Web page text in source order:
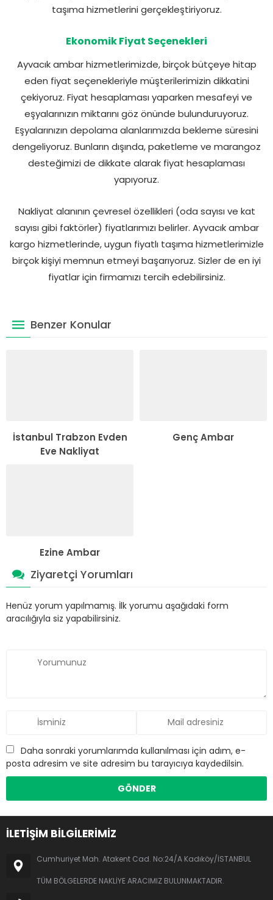
taşıma hizmetlerini gerçekleştiriyoruz.
Ekonomik Fiyat Seçenekleri
Ayvacık ambar hizmetlerimizde, birçok bütçeye hitap
eden fiyat seçenekleriyle müşterilerimizin dikkatini
çekiyoruz. Fiyat hesaplaması yaparken mesafeyi ve
eşyalarınızın miktarını göz önünde bulunduruyoruz.
Eşyalarınızın depolama alanlarımızda bekleme süresini
dengeliyoruz. Bunların dışında, paketleme ve marangoz
desteğimizi de dikkate alarak fiyat hesaplaması
yapıyoruz.
Nakliyat alanının çevresel özellikleri (oda sayısı ve kat
sayısı gibi faktörler) fiyatlarımızı belirler. Ayvacık ambar
kargo hizmetlerinde, uygun fiyatlı taşıma hizmetlerimizle
birçok kişiyi memnun etmeyi başarıyoruz. Sizler de en iyi
fiyatlar için firmamızı tercih edebilirsiniz.
Benzer Konular
İstanbul Trabzon Evden
Eve Nakliyat
Genç Ambar
Ezine Ambar
Ziyaretçi Yorumları
Henüz yorum yapılmamış. İlk yorumu aşağıdaki form
aracılığıyla siz yapabilirsiniz.
Daha sonraki yorumlarımda kullanılması için adım, e-
posta adresim ve site adresim bu tarayıcıya kaydedilsin.
İLETİŞİM BİLGİLERİMİZ
Cumhuriyet Mah. Atakent Cad. No:24/A Kadıköy/İSTANBUL
TÜM BÖLGELERDE NAKLİYE ARACIMIZ BULUNMAKTADIR.